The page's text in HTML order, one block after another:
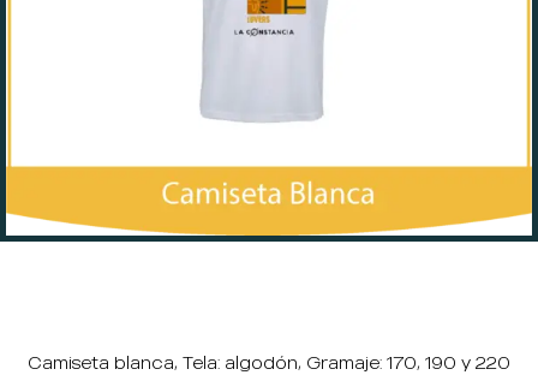
Camiseta blanca, Tela: algodón, Gramaje: 170, 190 y 220